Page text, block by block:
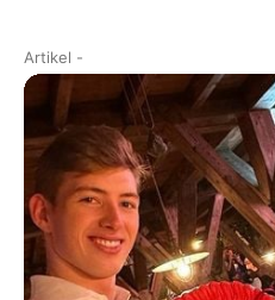
Artikel -